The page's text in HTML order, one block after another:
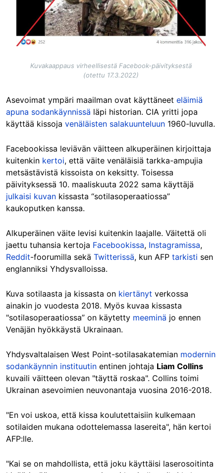
Kuvakaappaus virheellisestä Facebook-päivityksestä
(otettu 17.3.2022)
Asevoimat ympäri maailman ovat käyttäneet eläimiä
apuna sodankäynnissä läpi historian. CIA yritti jopa
käyttää kissoja venäläisten salakuunteluun 1960-luvulla.
Facebookissa leviävän väitteen alkuperäinen kirjoittaja
kuitenkin kertoi, että väite venäläisiä tarkka-ampujia
metsästävistä kissoista on keksitty. Toisessa
päivityksessä 10. maaliskuuta 2022 sama käyttäjä
julkaisi kuvan kissasta “sotilasoperaatiossa”
kaukoputken kanssa.
Alkuperäinen väite levisi kuitenkin laajalle. Väitettä oli
jaettu tuhansia kertoja Facebookissa, Instagramissa,
Reddit-foorumilla sekä Twitterissä, kun AFP tarkisti sen
englanniksi Yhdysvalloissa.
Kuva sotilaasta ja kissasta on kiertänyt verkossa
ainakin jo vuodesta 2018. Myös kuvaa kissasta
"sotilasoperaatiossa” on käytetty meeminä jo ennen
Venäjän hyökkäystä Ukrainaan.
Yhdysvaltalaisen West Point-sotilasakatemian modernin
sodankäynnin instituutin entinen johtaja Liam Collins
kuvaili väitteen olevan "täyttä roskaa". Collins toimi
Ukrainan asevoimien neuvonantaja vuosina 2016-2018.
"En voi uskoa, että kissa koulutettaisiin kulkemaan
sotilaiden mukana odottelemassa lasereita", hän kertoi
AFP:lle.
"Kai se on mahdollista, että joku käyttäisi laserosoitinta